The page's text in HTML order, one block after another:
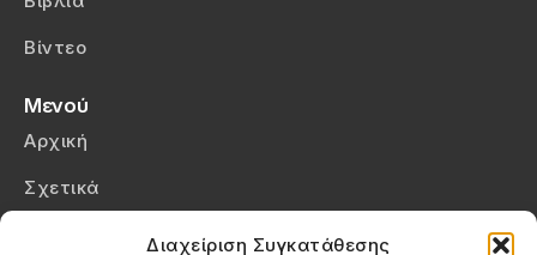
Διαχείριση Συγκατάθεσης
Βίντεο
Μενού
Αρχική
Σχετικά